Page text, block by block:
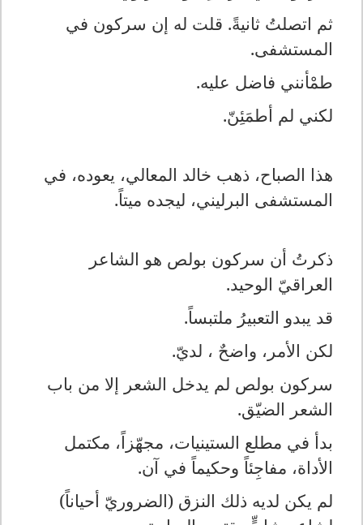
ثم اتصلتُ ثانيةً. قلت له إن سركون في
المستشفى.
طمْأنني فاضل عليه.
لكني لم أطمَئِنّ.
هذا الصباح، ذهب خالد المعالي، يعوده، في
المستشفى البرليني، ليجده ميتاً.
ذكرتُ أن سركون بولص هو الشاعر
العراقيّ الوحيد.
قد يبدو التعبيرُ ملتبساً.
لكن الأمر، واضحٌ ، لديّ.
سركون بولص لم يدخل الشعر إلا من باب
الشعر الضيّق.
بدأ في مطلع الستينيات، مجهّزاً، مكتمل
الأداة، مفاجِئاً وحكيماً في آن.
لم يكن لديه ذلك النزق (الضروريّ أحياناً)